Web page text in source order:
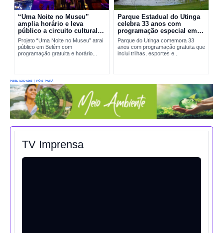
“Uma Noite no Museu”
amplia horário e leva
público a circuito cultural
em Belém
Projeto “Uma Noite no Museu” atrai
público em Belém com
programação gratuita e horário...
Parque Estadual do Utinga
celebra 33 anos com
programação especial em
Belém
Parque do Utinga comemora 33
anos com programação gratuita que
inclui trilhas, esportes e...
PUBLICIDADE | PÓS PARÁ
TV Imprensa